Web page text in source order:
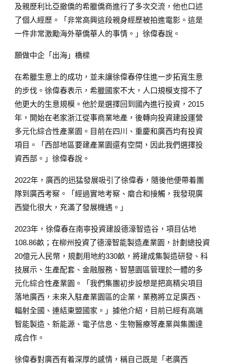
及親歷利比亞撤僑的希臘僑商進行了多次交流，他也口述
了個人經歷。「非常高興這段親身經歷被拍進電影。這是
一件非常激勵海外華僑華人的事情。」徐偉春說。
願做中企「出海」橋樑
在希臘生意上的成功，並未讓徐偉春停住進一步拓寬生意
的步伐。徐偉春表示，希臘國家不大，人口規模支撐不了
他更大的生意規模。他於是選擇回到國內進行投資，2015
年，開始在老家浙江從事商業地產，後轉向投資建設運營
多元化綜合性產業園。目前在四川、重慶和廣西均有投資
項目。「西部地區要建產業園還有空間，因此我們選擇投
資西部。」徐偉春說。
2022年，廣西的迅猛發展吸引了徐偉春，隨後他便帶着團
隊到廣西考察。「經過實地考察、磨合和接觸，我發現廣
西變化很大，充滿了發展機遇。」
2023年，徐偉春在南寧投資建設德濠智造谷，項目佔地
108.86畝；在柳州投資了德濠智能製造產業園，計劃總投資
20億元人民幣，規劃用地約330畝，將建成集製造研發、科
技展示、生產配套、金融服務、智慧園區管理於一體的多
元化綜合性產業園。「我們集團初步設想是把高精尖項目
落地廣西，未來入駐產業園區的企業，業務將立足廣西、
輻射全國、連結東盟國家。」據他介紹，目前已經有高端
智能製造、新能源、電子信息、生物醫療等產業與集團達
成合作。
徐偉春對廣西有着深厚的感情，稱自己既是「老廣西